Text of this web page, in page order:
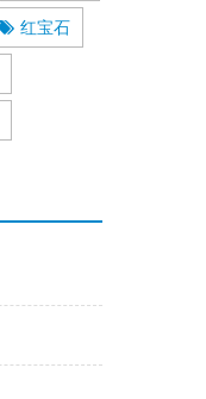
红宝石